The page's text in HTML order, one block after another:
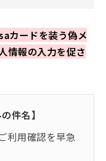
カードを装う偽メ
情報の入力を促さ
件名】
利用確認を早急